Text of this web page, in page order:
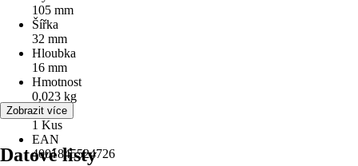
105 mm
Šířka
32 mm
Hloubka
16 mm
Hmotnost
0,023 kg
Obsah
1 Kus
EAN
4001845524726
Zobrazit více
Datové listy